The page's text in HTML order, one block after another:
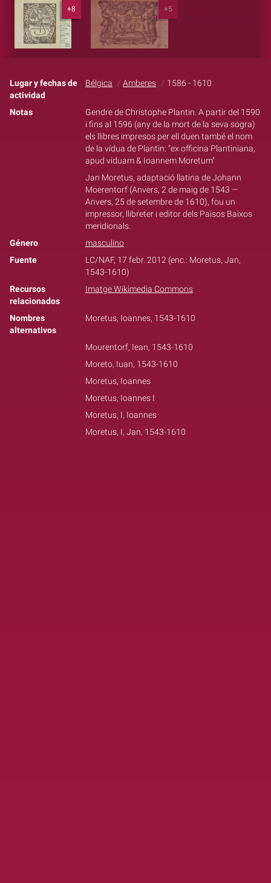
+8 +5
Lugar y fechas de
actividad
Bélgica Amberes 1586 - 1610
Notas
Gendre de Christophe Plantin. A partir del 1590
i fins al 1596 (any de la mort de la seva sogra)
els llibres impresos per ell duen també el nom
de la vídua de Plantin: "ex officina Plantiniana,
apud viduam & Ioannem Moretum"
Jan Moretus, adaptació llatina de Johann
Moerentorf (Anvers, 2 de maig de 1543 —
Anvers, 25 de setembre de 1610), fou un
impressor, llibreter i editor dels Països Baixos
meridionals.
Género
masculino
Fuente
LC/NAF, 17 febr. 2012 (enc.: Moretus, Jan,
1543-1610)
Recursos
relacionados
Imatge Wikimedia Commons
Nombres
alternativos
Moretus, Ioannes, 1543-1610
Mourentorf, Iean, 1543-1610
Moreto, Iuan, 1543-1610
Moretus, Ioannes
Moretus, Ioannes I
Moretus, I, Ioannes
Moretus, I, Jan, 1543-1610